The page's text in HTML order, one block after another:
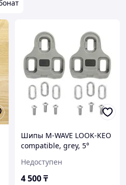
Шипы M-WAVE LOOK-KEO
compatible, grey, 5°
Недоступен
4 500₸